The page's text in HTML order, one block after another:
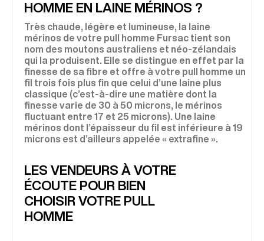
HOMME EN LAINE MÉRINOS ?
Très chaude, légère et lumineuse, la laine
mérinos de votre pull homme Fursac tient son
nom des moutons australiens et néo-zélandais
qui la produisent. Elle se distingue en effet par la
finesse de sa fibre et offre à votre pull homme un
fil trois fois plus fin que celui d’une laine plus
classique (c’est-à-dire une matière dont la
finesse varie de 30 à 50 microns, le mérinos
fluctuant entre 17 et 25 microns). Une laine
mérinos dont l’épaisseur du fil est inférieure à 19
microns est d’ailleurs appelée « extrafine ».
LES VENDEURS À VOTRE
ÉCOUTE POUR BIEN
CHOISIR VOTRE PULL
HOMME